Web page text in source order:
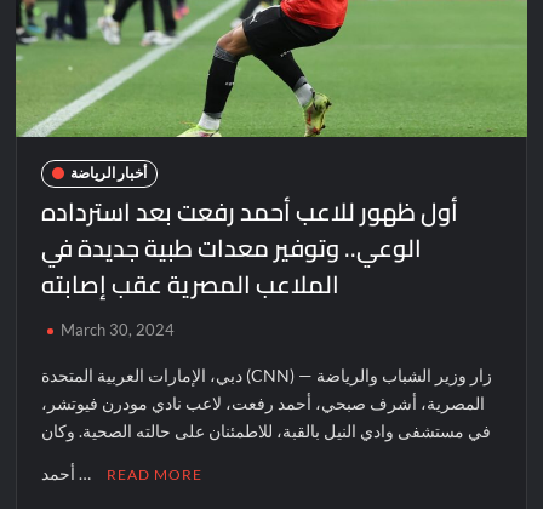
أخبار الرياضة
أول ظهور للاعب أحمد رفعت بعد استرداده
الوعي.. وتوفير معدات طبية جديدة في
الملاعب المصرية عقب إصابته
March 30, 2024
دبي، الإمارات العربية المتحدة (CNN) — زار وزير الشباب والرياضة
المصرية، أشرف صبحي، أحمد رفعت، لاعب نادي مودرن فيوتشر،
في مستشفى وادي النيل بالقبة، للاطمئنان على حالته الصحية. وكان
أحمد … READ MORE